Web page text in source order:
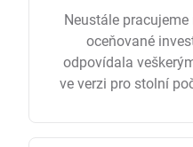
Neustále
oceňované
odpovídala
ve verzi pro stolní